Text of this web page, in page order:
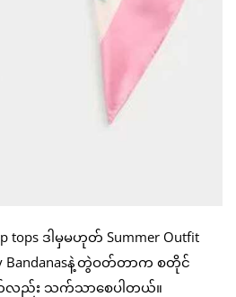
tops ဒါမှမဟုတ် Summer Outfit
Bandanasနဲ့တွဲဝတ်တာက စတိုင်
ည်း သက်သာစေပါတယ်။